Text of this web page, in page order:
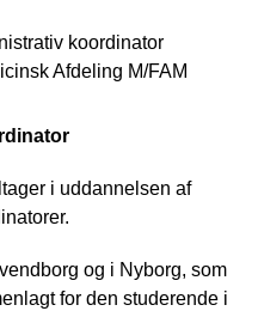
koordinator
Afdeling M/FAM
i uddannelsen af
og i Nyborg, som
for den studerende i